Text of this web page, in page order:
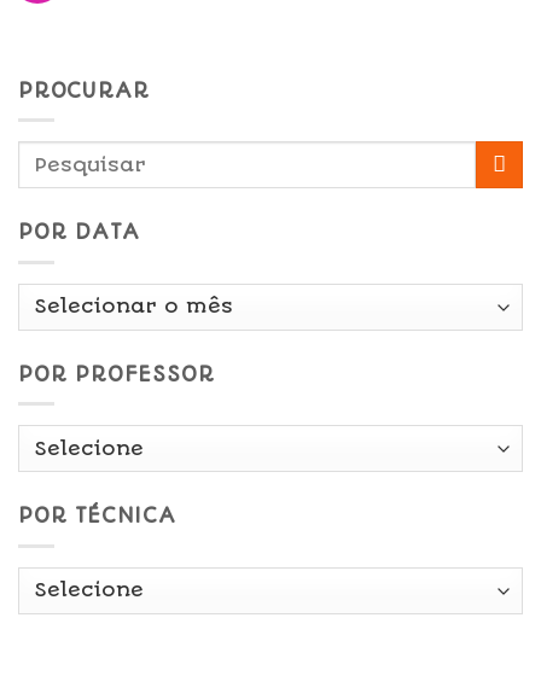
PROCURAR
POR DATA
Por
POR PROFESSOR
POR TÉCNICA